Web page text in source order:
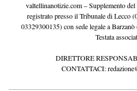
valtellinanotizie.com – Supplemento
registrato presso il Tribunale di Lecco
03329300135) con sede legale a
Testata
DIRETTORE
CONTATTACI: